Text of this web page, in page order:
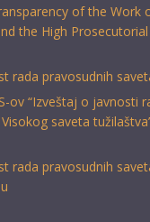
of the Work
the High
rada pravosudnih
ov “Izveštaj o javnosti
saveta
rada pravosudnih